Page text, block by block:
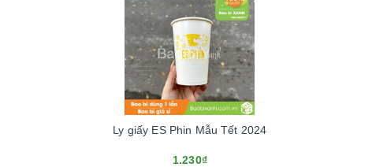
Ly giấy ES Phin Mẫu Tết 2024
1.230₫